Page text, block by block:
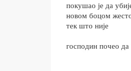
покушао је да
новом боцом
тек што није
господин почео да